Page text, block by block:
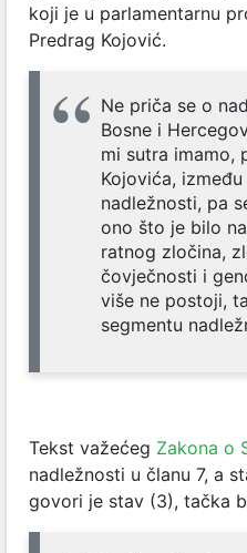
koji je u parlamentarnu
Predrag Kojović.
Ne priča se o
Bosne i
mi sutra imamo,
Kojovića,
nadležnosti, pa
ono što je bilo
ratnog zločina,
čovječnosti i
više ne postoji,
segmentu
Tekst važećeg Zakona o
nadležnosti u članu 7, a
govori je stav (3), tačka